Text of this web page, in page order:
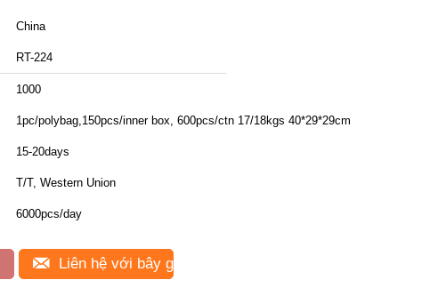
China
RT-224
1000
1pc/polybag,150pcs/inner box, 600pcs/ctn 17/18kgs 40*29*29cm
15-20days
T/T, Western Union
6000pcs/day
Liên hệ với bây giờ